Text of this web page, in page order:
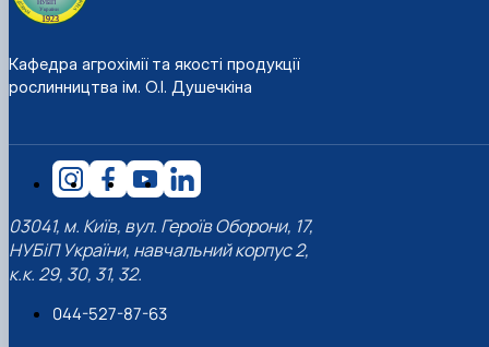
Кафедра агрохімії та якості продукції
рослинництва ім. О.І. Душечкіна
03041, м. Київ, вул. Героїв Оборони, 17,
НУБіП України, навчальний корпус 2,
к.к. 29, 30, 31, 32.
044-527-87-63